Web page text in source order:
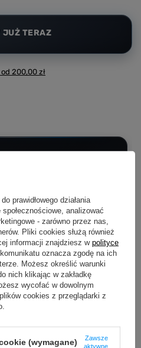
JUŻ TERAZ
od 200,00 zł
w podanych godzinach
12:00
DO 12:00
zamówienia.Dzięki temu każda
dla Ciebie i przechodzi kontrolę jakości
prawidłowego działania
analizować
- zarówno przez nas,
Pliki cookies służą również
informacji znajdziesz w polityce
oznacza zgodę na ich
Możesz określić warunki
nich klikając w zakładkę
wycofać w dowolnym
cookies z przeglądarki z
(wymagane)
Zawsze
aktywne